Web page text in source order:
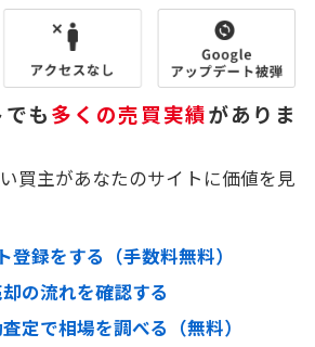
も多くの売買実績がありま
買主があなたのサイトに価値を見
登録をする（手数料無料）
の流れを確認する
定で相場を調べる（無料）